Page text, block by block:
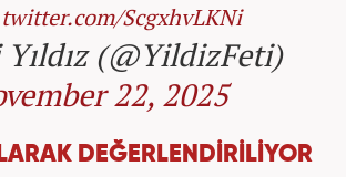
ScgxhvLKNi
(@YildizFeti)
22, 2025
DEĞERLENDİRİLİYOR